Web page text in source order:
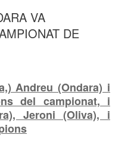
VA
DE
Andreu (Ondara) i
del campionat, i
Jeroni (Oliva), i